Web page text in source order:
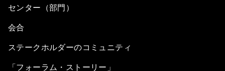
センター（部門）
会合
ステークホルダーのコミュニティ
「フォーラム・ストーリー」